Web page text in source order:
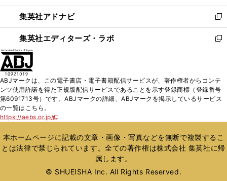
開
く
ウ
で
開
く
ン
ド
ウ
で
ウ
ィ
ン
ド
く
集英社アドナビ
新
し
い
ド
ウ
で
集英社エディターズ・ラボ
新
ィ
ン
ド
開
く
ABJマークは、この電子書店・電子書籍配信サービスが、著作権者からコンテ
ンツ使用許諾を得た正規版配信サービスであることを示す登録商標（登録番号
第6091713号）です。ABJマークの詳細、ABJマークを掲示しているサービス
の一覧はこちら。
https://aebs.or.jp/
新
い
ウ
ィ
ウ
本ホームページに記載の文章・画像・写真などを無断で複製するこ
とは法律で禁じられています。全ての著作権は株式会社 集英社に帰
属します。
© SHUEISHA Inc. All Rights Reserved.